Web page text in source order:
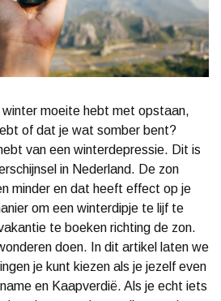
winter moeite hebt met opstaan,
of dat je wat somber bent?
van een winterdepressie. Dit is
in Nederland. De zon
minder en dat heeft effect op je
om een winterdipje te lijf te
te boeken richting de zon.
doen. In dit artikel laten we
je kunt kiezen als je jezelf even
en Kaapverdië. Als je echt iets